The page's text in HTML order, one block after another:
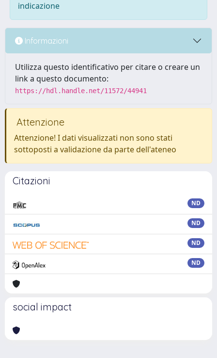
indicazione
Informazioni
Utilizza questo identificativo per citare o creare un
link a questo documento:
https://hdl.handle.net/11572/44941
Attenzione
Attenzione! I dati visualizzati non sono stati
sottoposti a validazione da parte dell'ateneo
Citazioni
ND
ND
ND
ND
social impact